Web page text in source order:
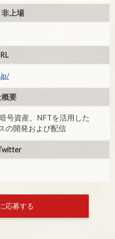
非上場
概要
号資産、NFTを活用した
の開発および配信
応募する